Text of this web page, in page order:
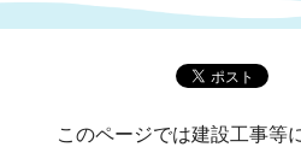
このページでは建設工事等